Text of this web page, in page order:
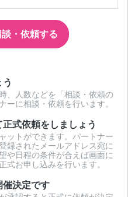
・依頼する
、人数などを「相談・依頼の
ーに相談・依頼を行います。
式依頼をしましょう
ットができます。パートナー
録されたメールアドレス宛に
や日程の条件が合えば画面に
式お申し込みを行います。
催決定です